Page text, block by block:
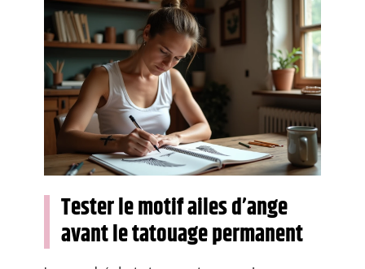
Tester le motif ailes d’ange
avant le tatouage permanent